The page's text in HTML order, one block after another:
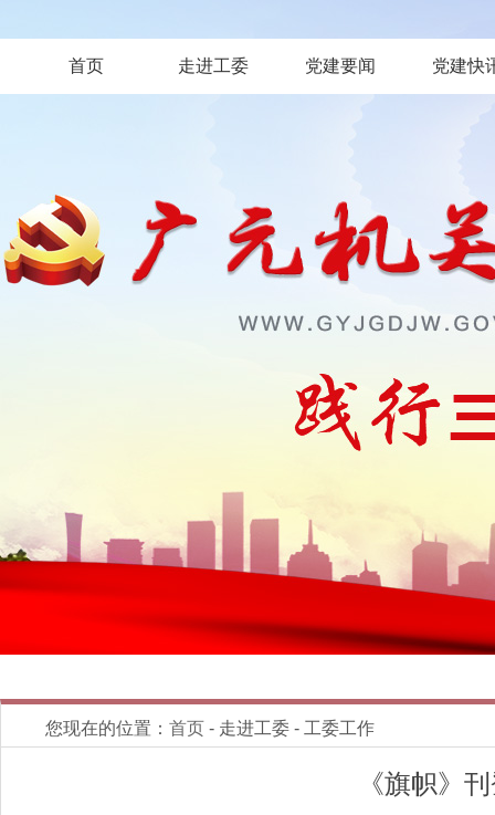
首页 走进工委 党建要闻 党建快
您现在的位置： 首页 - 走进工委 - 工委工作
《旗帜》